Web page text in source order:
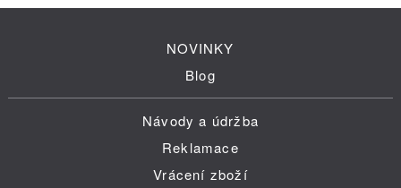
NOVINKY
Blog
Návody a údržba
Reklamace
Vrácení zboží